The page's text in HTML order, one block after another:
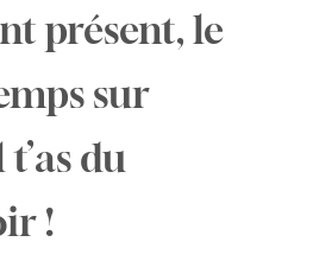
présent, le
sur
du
!